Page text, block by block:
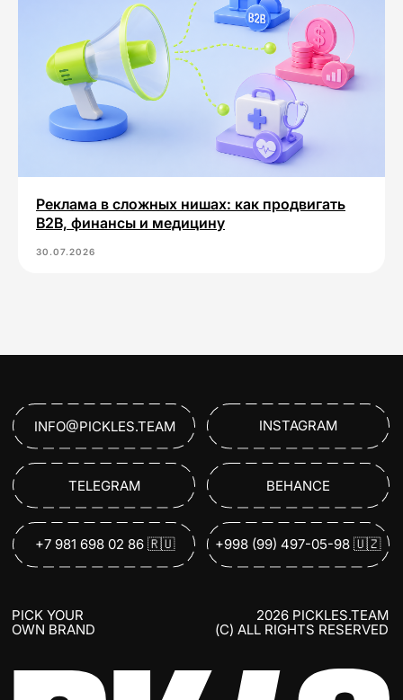
Реклама в сложных нишах: как продвигать
B2B, финансы и медицину
30.07.2026